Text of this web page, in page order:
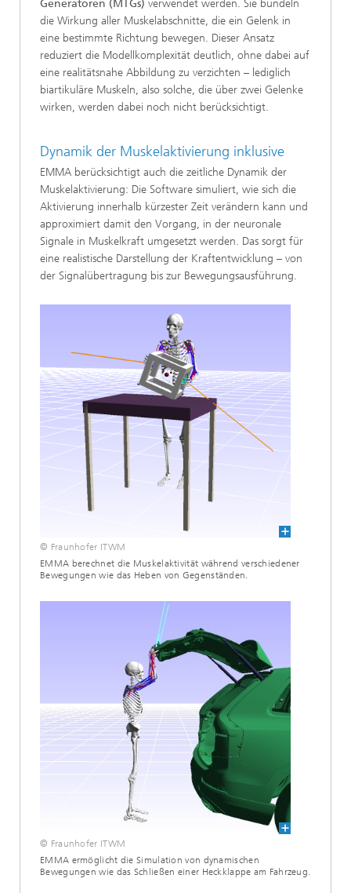
Generatoren (MTGs) verwendet werden. Sie bündeln
die Wirkung aller Muskelabschnitte, die ein Gelenk in
eine bestimmte Richtung bewegen. Dieser Ansatz
reduziert die Modellkomplexität deutlich, ohne dabei auf
eine realitätsnahe Abbildung zu verzichten – lediglich
biartikuläre Muskeln, also solche, die über zwei Gelenke
wirken, werden dabei noch nicht berücksichtigt.
Dynamik der Muskelaktivierung inklusive
EMMA berücksichtigt auch die zeitliche Dynamik der
Muskelaktivierung: Die Software simuliert, wie sich die
Aktivierung innerhalb kürzester Zeit verändern kann und
approximiert damit den Vorgang, in der neuronale
Signale in Muskelkraft umgesetzt werden. Das sorgt für
eine realistische Darstellung der Kraftentwicklung – von
der Signalübertragung bis zur Bewegungsausführung.
© Fraunhofer ITWM
EMMA berechnet die Muskelaktivität während verschiedener
Bewegungen wie das Heben von Gegenständen.
© Fraunhofer ITWM
EMMA ermöglicht die Simulation von dynamischen
Bewegungen wie das Schließen einer Heckklappe am Fahrzeug.